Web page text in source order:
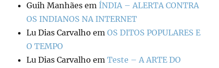
Guih Manhães em ÍNDIA – ALERTA CONTRA
OS INDIANOS NA INTERNET
Lu Dias Carvalho emOS DITOS POPULARES E
O TEMPO
Lu Dias Carvalho emTeste – A ARTE DO